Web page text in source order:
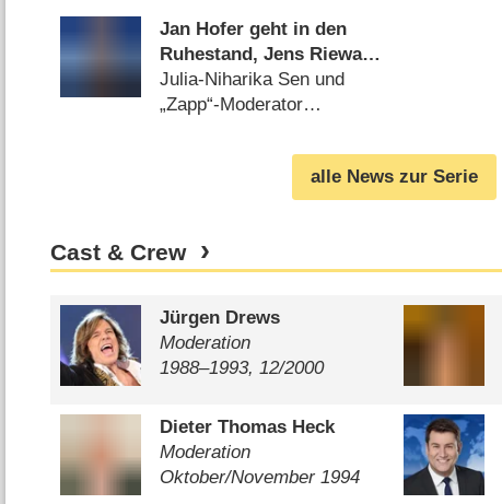
Jan Hofer geht in den
Ruhestand, Jens Riewa
wird neuer
„Tagesschau“-
Julia-Niharika Sen und
„Zapp“-Moderator
25.09.2020)
alle News zur Serie
Cast & Crew
Jürgen Drews
Moderation
1988⁠–⁠1993, 12/​2000
Dieter Thomas Heck
Moderation
Oktober/​November 1994